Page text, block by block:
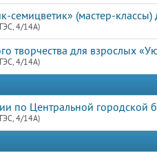
семицветик» (мастер-классы)
4/14А)
творчества для взрослых
4/14А)
по Центральной городской
4/14А)